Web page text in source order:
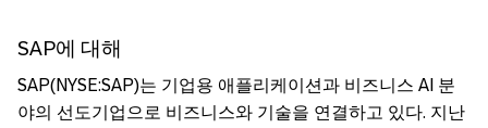
SAP에 대해
SAP(NYSE:SAP)는 기업용 애플리케이션과 비즈니스 AI 분
야의 선도기업으로 비즈니스와 기술을 연결하고 있다. 지난